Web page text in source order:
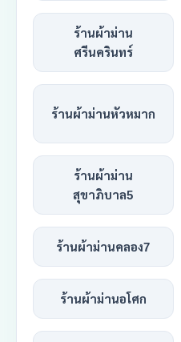
ร้านผ้าม่าน
ศรีนครินทร์
ร้านผ้าม่านหัวหมาก
ร้านผ้าม่าน
สุขาภิบาล5
ร้านผ้าม่านคลอง7
ร้านผ้าม่านอโศก